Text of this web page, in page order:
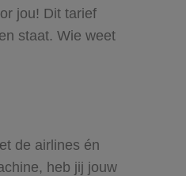
jou! Dit tarief
staat. Wie weet
de airlines én
heb jij jouw